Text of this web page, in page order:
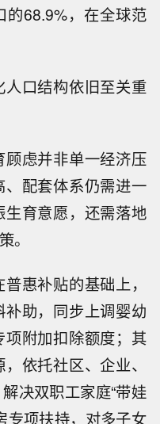
68.9%，在全球范
口结构依旧至关重
虑并非单一经济压
配套体系仍需进一
育意愿，还需落地
。
惠补贴的基础上，
助，同步上调婴幼
附加扣除额度；其
依托社区、企业、
决双职工家庭“带娃
专项扶持，对多子女